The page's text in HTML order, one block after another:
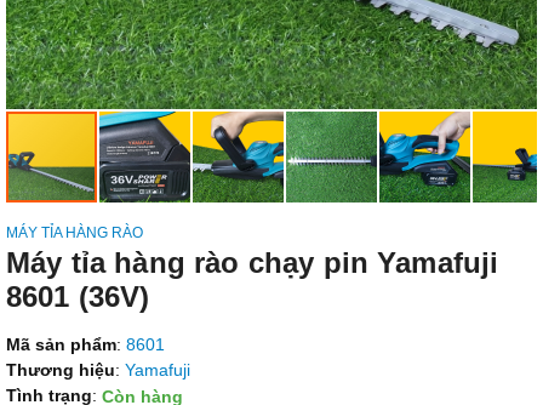
MÁY TỈA HÀNG RÀO
Máy tỉa hàng rào chạy pin Yamafuji
8601 (36V)
Mã sản phẩm: 8601
Thương hiệu: Yamafuji
Tình trạng: Còn hàng